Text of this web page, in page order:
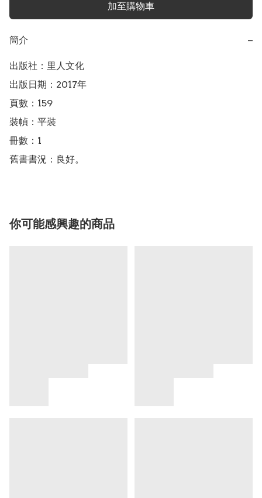
加至購物車
簡介 −
出版社：里人文化
出版日期：2017年
頁數：159
裝幀：平裝
冊數：1
舊書書況：良好。
你可能感興趣的商品